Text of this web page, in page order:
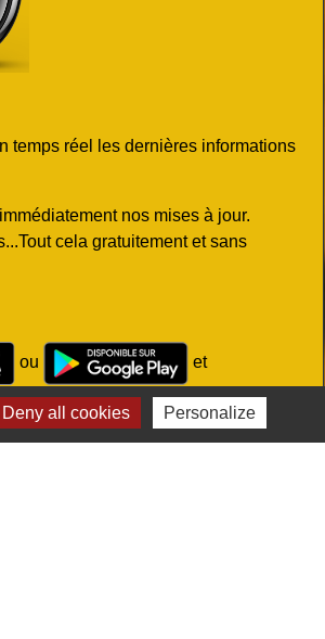
temps réel les dernières informations
nos mises à jour.
cela gratuitement et sans
ou
et
Deny all cookies Personalize